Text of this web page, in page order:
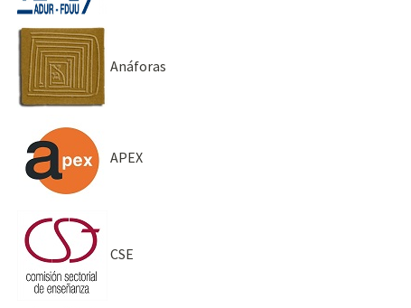
Anáforas
APEX
CSE